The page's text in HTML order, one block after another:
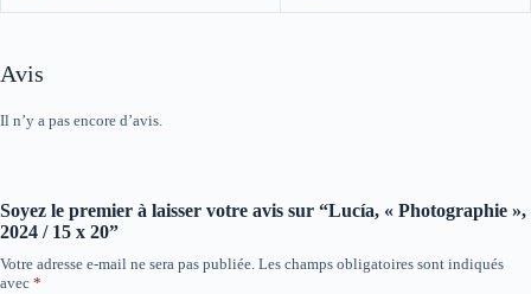
Avis
Il n’y a pas encore d’avis.
Soyez le premier à laisser votre avis sur “Lucía, « Photographie »,
2024 / 15 x 20”
Votre adresse e-mail ne sera pas publiée. Les champs obligatoires sont indiqués
avec *